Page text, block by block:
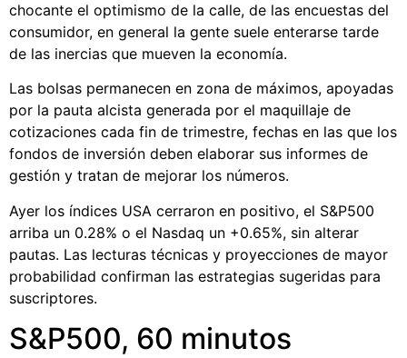
chocante el optimismo de la calle, de las encuestas del
consumidor, en general la gente suele enterarse tarde
de las inercias que mueven la economía.
Las bolsas permanecen en zona de máximos, apoyadas
por la pauta alcista generada por el maquillaje de
cotizaciones cada fin de trimestre, fechas en las que los
fondos de inversión deben elaborar sus informes de
gestión y tratan de mejorar los números.
Ayer los índices USA cerraron en positivo, el S&P500
arriba un 0.28% o el Nasdaq un +0.65%, sin alterar
pautas. Las lecturas técnicas y proyecciones de mayor
probabilidad confirman las estrategias sugeridas para
suscriptores.
S&P500, 60 minutos